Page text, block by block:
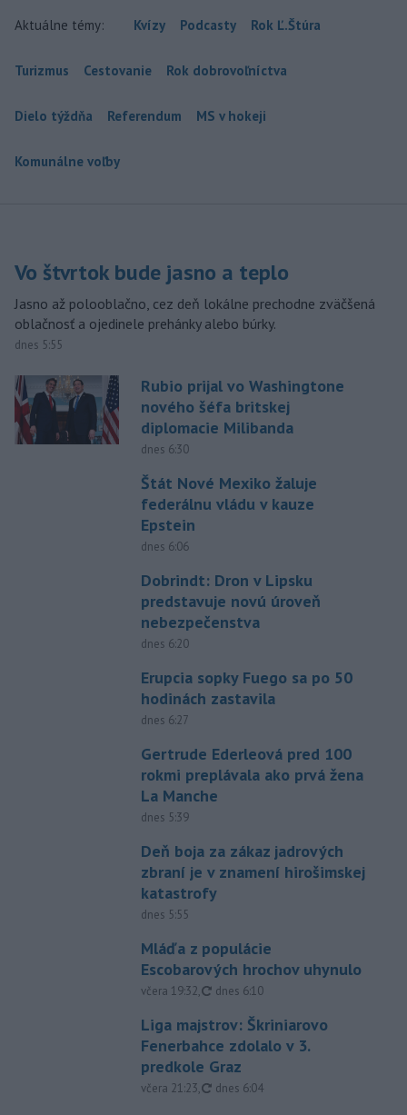
Aktuálne témy: Kvízy Podcasty Rok Ľ.Štúra
Turizmus Cestovanie Rok dobrovoľníctva
Dielo týždňa Referendum MS v hokeji
Komunálne voľby
Vo štvrtok bude jasno a teplo
Jasno až polooblačno, cez deň lokálne prechodne zväčšená
oblačnosť a ojedinele prehánky alebo búrky.
dnes 5:55
Rubio prijal vo Washingtone
nového šéfa britskej
diplomacie Milibanda
dnes 6:30
Štát Nové Mexiko žaluje
federálnu vládu v kauze
Epstein
dnes 6:06
Dobrindt: Dron v Lipsku
predstavuje novú úroveň
nebezpečenstva
dnes 6:20
Erupcia sopky Fuego sa po 50
hodinách zastavila
dnes 6:27
Gertrude Ederleová pred 100
rokmi preplávala ako prvá žena
La Manche
dnes 5:39
Deň boja za zákaz jadrových
zbraní je v znamení hirošimskej
katastrofy
dnes 5:55
Mláďa z populácie
Escobarových hrochov uhynulo
včera 19:32, aktualizované
dnes 6:10
Liga majstrov: Škriniarovo
Fenerbahce zdolalo v 3.
predkole Graz
včera 21:23, aktualizované
dnes 6:04